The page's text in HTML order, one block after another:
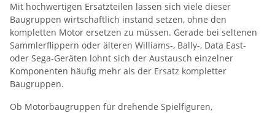
Mit hochwertigen Ersatzteilen lassen sich viele dieser
Baugruppen wirtschaftlich instand setzen, ohne den
kompletten Motor ersetzen zu müssen. Gerade bei seltenen
Sammlerflippern oder älteren Williams-, Bally-, Data East-
oder Sega-Geräten lohnt sich der Austausch einzelner
Komponenten häufig mehr als der Ersatz kompletter
Baugruppen.
Ob Motorbaugruppen für drehende Spielfiguren,